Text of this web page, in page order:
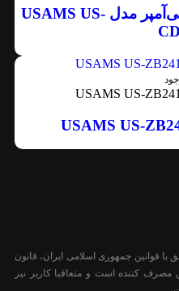
پاوربانک یوسمز 10000 میلی‌آمپر مدل USAMS US-
با قوانین جمهوری اسلامی ایران، قانون
کننده است و متعاقبا کاربر نیز